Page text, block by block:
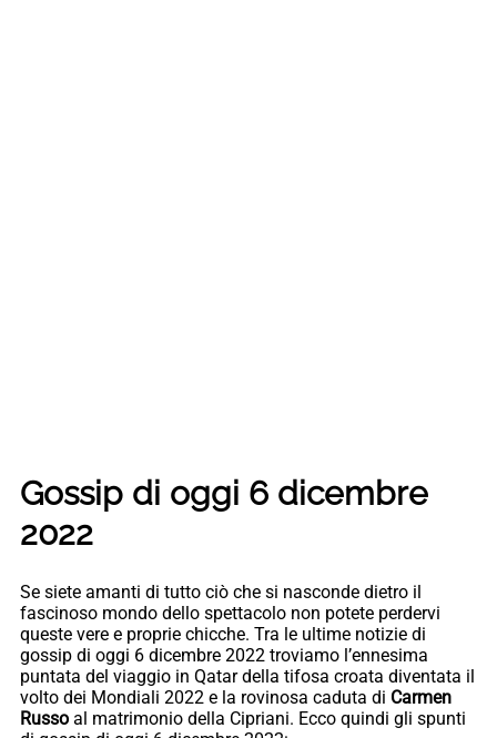
Gossip di oggi 6 dicembre
2022
Se siete amanti di tutto ciò che si nasconde dietro il
fascinoso mondo dello spettacolo non potete perdervi
queste vere e proprie chicche. Tra le ultime notizie di
gossip di oggi 6 dicembre 2022 troviamo l’ennesima
puntata del viaggio in Qatar della tifosa croata diventata il
volto dei Mondiali 2022 e la rovinosa caduta di Carmen
Russo al matrimonio della Cipriani. Ecco quindi gli spunti